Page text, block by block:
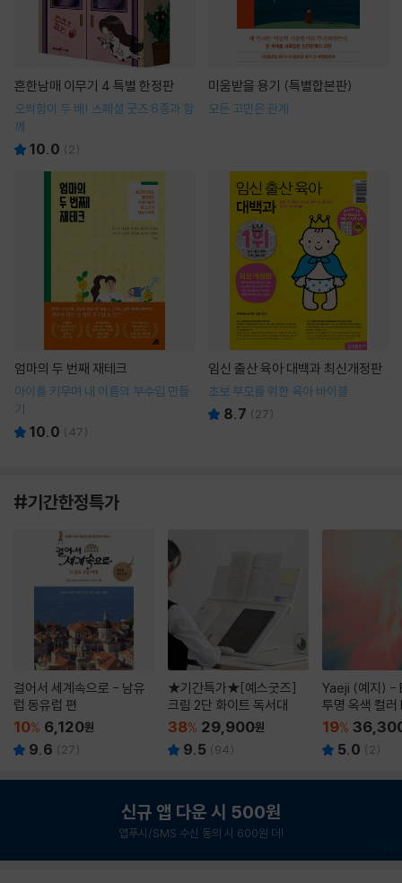
흔한남매 이무기 4 특별 한정판
오싹함이 두 배! 스페셜 굿즈 6종과 함
께
10.0 ( 2)
미움받을 용기 (특별합본판)
모든 고민은 관계
엄마의 두 번째 재테크
아이를 키우며 내 이름의 부수입 만들
기
10.0 (47)
임신 출산 육아 대백과 최신개정판
초보 부모를 위한 육아 바이블
8.7 ( 27)
#기간한정특가
걸어서 세계속으로 - 남유
럽 동유럽 편
10% 6,120원
9.6 ( 27)
★기간특가★[예스굿즈]
크림 2단 화이트 독서대
38% 29,900원
9.5 (94)
Yaeji (예지) -
투명 옥색 컬
19%
5.0 ( 2)
신규 앱 다운 시 500원
앱푸시/SMS 수신 동의 시 600원 더!